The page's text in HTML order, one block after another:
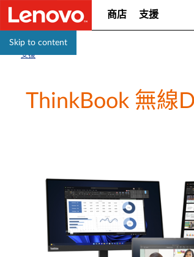
Skip to content
商店 支援
支援
ThinkBook 無線